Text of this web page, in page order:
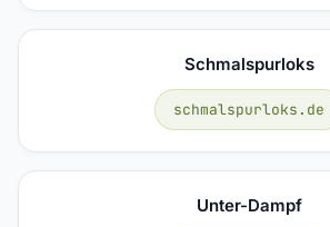
Schmalspurloks
schmalspurloks.de
Unter-Dampf